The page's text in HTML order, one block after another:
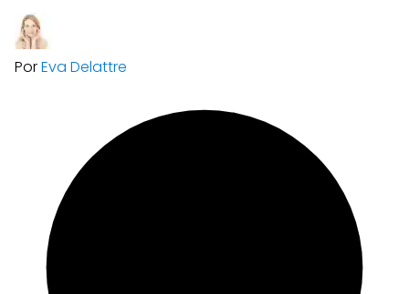
PorEva Delattre